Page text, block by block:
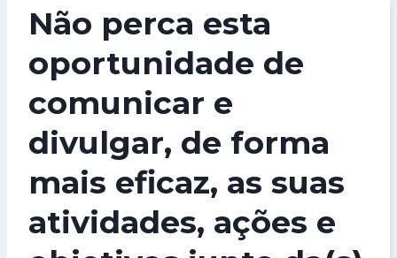
Não perca esta
oportunidade de
comunicar e
divulgar, de forma
mais eficaz, as suas
atividades, ações e